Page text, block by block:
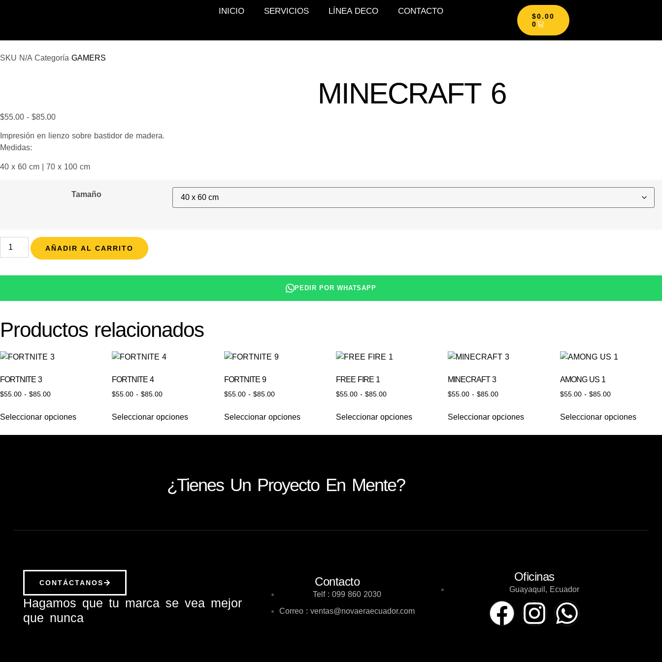
INICIO SERVICIOS LÍNEA DECO CONTACTO
$0.00
0
SKU N/A Categoría GAMERS
MINECRAFT 6
$55.00 - $85.00
Impresión en lienzo sobre bastidor de madera.
Medidas:
40 x 60 cm | 70 x 100 cm
Tamaño
AÑADIR AL CARRITO
PEDIR POR WHATSAPP
Productos relacionados
FORTNITE 3
$55.00 - $85.00
Seleccionar opciones
FORTNITE 4
$55.00 - $85.00
Seleccionar opciones
FORTNITE 9
$55.00 - $85.00
Seleccionar opciones
FREE FIRE 1
$55.00 - $85.00
Seleccionar opciones
MINECRAFT 3
$55.00 - $85.00
Seleccionar opciones
AMONG US 1
$55.00 - $85.00
Seleccionar opciones
¿Tienes Un Proyecto En Mente?
CONTÁCTANOS
Hagamos que tu marca se vea mejor
que nunca
Contacto
Telf : 099 860 2030
Correo : ventas@novaeraecuador.com
Oficinas
Guayaquil, Ecuador